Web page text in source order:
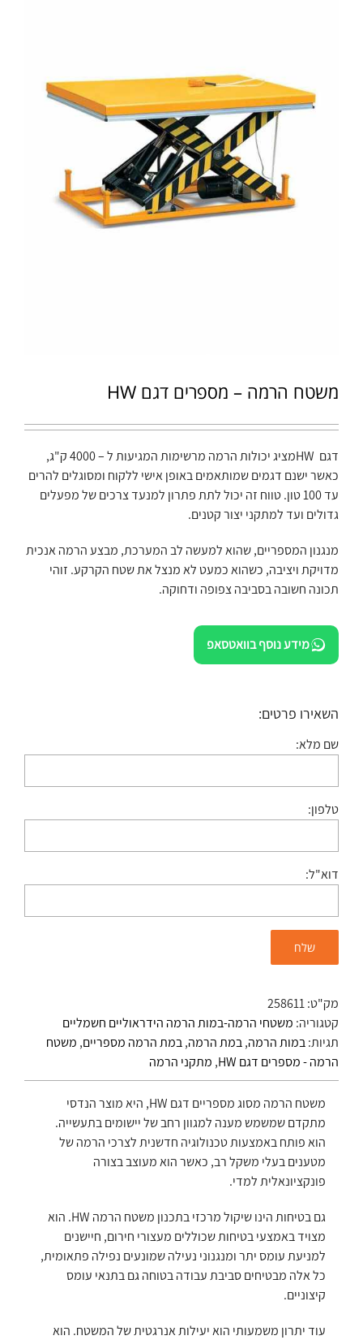
משטח הרמה – מספרים דגם HW
דגם HWמציג יכולות הרמה מרשימות המגיעות ל – 4000 ק"ג,
כאשר ישנם דגמים שמותאמים באופן אישי ללקוח ומסוגלים להרים
עד 100 טון. טווח זה יכול לתת פתרון למנעד צרכים של מפעלים
גדולים ועד למתקני יצור קטנים.
מנגנון המספריים, שהוא למעשה לב המערכת, מבצע הרמה אנכית
מדויקת ויציבה, כשהוא כמעט לא מנצל את שטח הקרקע. זוהי
תכונה חשובה בסביבה צפופה ודחוקה.
מידע נוסף בוואטסאפ
השאירו פרטים:
שם מלא:
טלפון:
דוא"ל:
מק"ט:258611
קטגוריה: משטחי הרמה-במות הרמה הידראוליים חשמליים
תגיות:במות הרמה,במת הרמה,במת הרמה מספריים, משטח
הרמה - מספרים דגם HW
, מתקני הרמה
משטח הרמה מסוג מספריים דגם HW, היא מוצר הנדסי
מתקדם שמשמש מענה למגוון רחב של יישומים בתעשייה.
הוא פותח באמצעות טכנולוגיה חדשנית לצרכי הרמה של
מטענים בעלי משקל רב, כאשר הוא מעוצב בצורה
פונקציונאלית למדי.
גם בטיחות הינו שיקול מרכזי בתכנון משטח הרמה HW. הוא
מצויד באמצעי בטיחות שכוללים מעצורי חירום, חיישנים
למניעת עומס יתר ומנגנוני נעילה שמונעים נפילה פתאומית,
כל אלה מבטיחים סביבת עבודה בטוחה גם בתנאי עומס
קיצוניים.
עוד יתרון משמעותי הוא יעילות אנרגטית של המשטח. הוא